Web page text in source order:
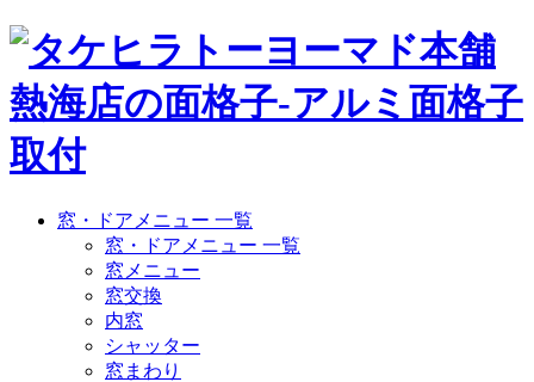
窓・ドアメニュー 一覧
窓・ドアメニュー 一覧
窓メニュー
窓交換
内窓
シャッター
窓まわり